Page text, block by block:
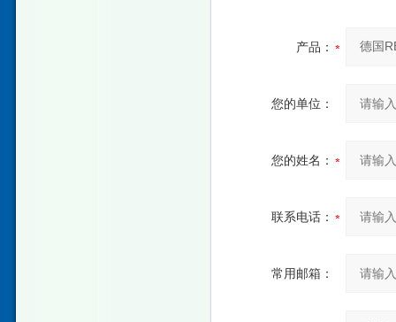
产品：
您的单位：
您的姓名：
联系电话：
常用邮箱：